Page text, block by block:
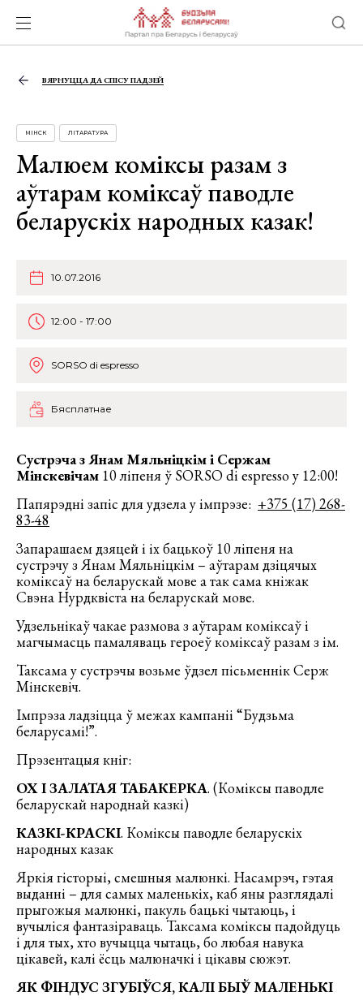
ВЯРНУЦЦА ДА СПІСУ ПАДЗЕЙ
МІНСК ЛІТАРАТУРА
Малюем комiксы разам з
аўтарам комiксаў паводле
беларускiх народных казак!
10.07.2016
12:00 - 17:00
SORSO di espresso
Бясплатнае
Сустрэча з Янам Мяльніцкiм і Сержам
Мінскевічам 10 ліпеня ў SORSO di espresso у 12:00!
Папярэднi запic для удзела у iмпрэзе: +375 (17) 268-
83-48
Запарашаем дзяцей i iх бацькоў 10 ліпеня на
сустрэчу з Янам Мяльніцкiм – аўтарам дзіцячых
коміксаў на беларускай мове а так сама кніжак
Свэна Нурдквіста на беларускай мове.
Удзельнiкаў чакае размова з аўтарам комiксаў i
магчымасць памаляваць героеў комiксаў разам з iм.
Таксама у сустрэчы возьме ўдзел пісьменнік Серж
Мінскевіч.
Імпрэза ладзіцца ў межах кампаніі “Будзьма
беларусамі!”.
Прэзентацыя кнiг:
ОХ I ЗАЛАТАЯ ТАБАКЕРКА. (Комiксы паводле
беларускай народнай казкi)
КАЗКI-КРАСКI. Комiксы паводле беларускiх
народных казак
Яркія гісторыі, смешныя малюнкі. Насамрэч, гэтая
выданні – для самых маленькіх, каб яны разглядалі
прыгожыя малюнкі, пакуль бацькі чытаюць, і
вучыліся фантазіраваць. Таксама коміксы падойдуць
і для тых, хто вучыцца чытаць, бо любая навука
цікавей, калі ёсць малюначкі і цікавы сюжэт.
ЯК ФІНДУС ЗГУБІЎСЯ, КАЛІ БЫЎ МАЛЕНЬКІ